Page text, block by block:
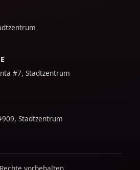
#7, Stadtzentrum
Stadtzentrum